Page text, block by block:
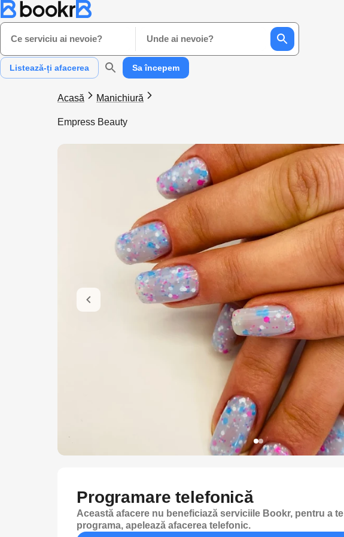
Ce serviciu ai nevoie? Unde ai nevoie?
Listează-ți afacerea Sa începem
Acasă Manichiură
Empress Beauty
Programare telefonică
Această afacere nu beneficiază serviciile Bookr, pentru a te
programa, apelează afacerea telefonic.